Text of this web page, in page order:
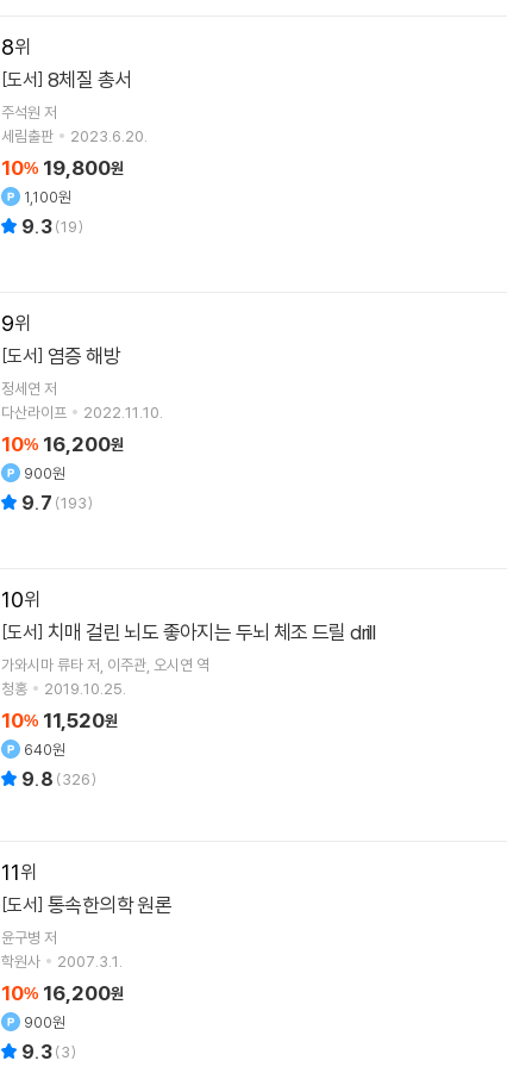
8
[도서] 8체질 총서
주석원 저
세림출판
2023.6.20.
10% 19,800원
1,100원
9.3(19)
9
[도서] 염증 해방
정세연 저
다산라이프
2022.11.10.
10% 16,200원
900원
9.7 (193)
10
[도서] 치매 걸린 뇌도 좋아지는 두뇌 체조 드릴 drill
가와시마 류타저 이주관 오시연 역
청홍
2019.10.25.
10% 11,520원
640원
9.8 (326)
11
[도서] 통속한의학 원론
윤구병 저
학원사
2007.3.1.
10% 16,200원
900원
9.3(3)